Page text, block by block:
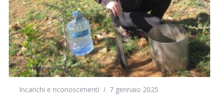
Incarichi e riconoscimenti 7 gennaio 2025